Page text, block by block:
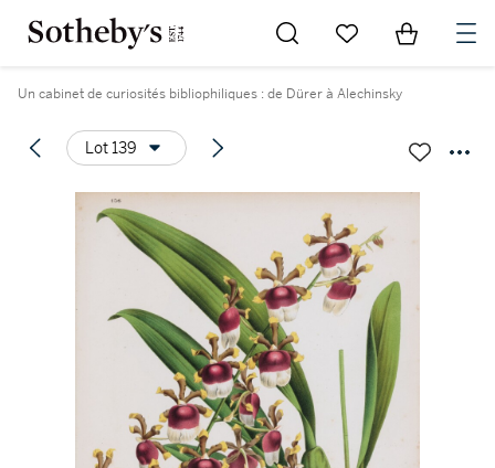
Go to My Favorites
Items in
Un cabinet de curiosités bibliophiliques : de Dürer à Alechinsky
Lot 139